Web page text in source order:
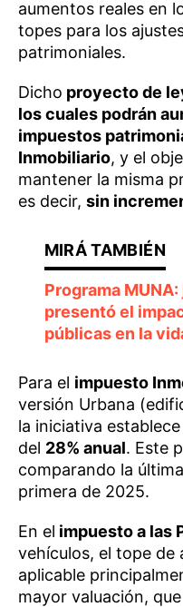
aumentos reales en
topes para los
patrimoniales.
Dicho proyecto de
los cuales podrán
impuestos
Inmobiliario, y el
mantener la misma
es decir, sin
Programa
presentó el
públicas en la
Para el impuesto
versión Urbana
la iniciativa
del 28% anual. Este
comparando la
primera de 2025.
En el impuesto a las
vehículos, el tope de
aplicable
mayor valuación,